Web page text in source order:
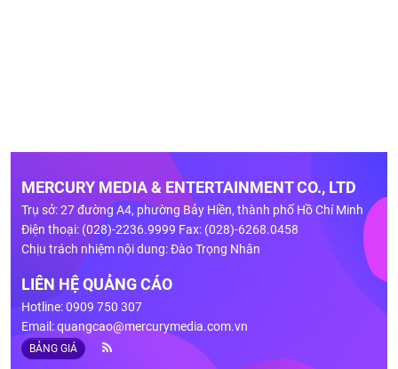
MERCURY MEDIA & ENTERTAINMENT CO., LTD
Trụ sở: 27 đường A4, phường Bảy Hiền, thành phố Hồ Chí Minh
Điện thoại: (028)-2236.9999 Fax: (028)-6268.0458
Chịu trách nhiệm nội dung: Đào Trọng Nhân
LIÊN HỆ QUẢNG CÁO
Hotline: 0909 750 307
Email:quangcao@mercurymedia.com.vn
BẢNG GIÁ